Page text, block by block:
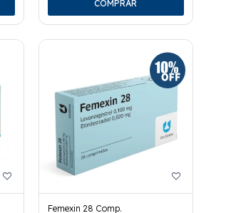
Femexin 28 Comp.